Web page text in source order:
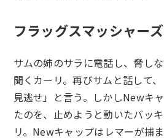
フラッグスマッシャー
サムの姉のサラに電話し、脅し
聞くカーリ。再びサムと話して
見逃せ」と言う。しかしNewキ
たのを、止めようと動いたバッ
リ。Newキャップはレマーが捕